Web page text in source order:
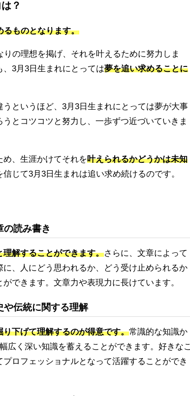
？
るものとなります。
の理想を掲げ、それを叶えるために努力しま
3月3日生まれにとっては夢を追い求めることに
というほど、3月3日生まれにとっては夢が大事
とコツコツと努力し、一歩ずつ近づいていきま
め、生涯かけてそれを叶えられるかどうかは未知
じて3月3日生まれは追い求め続けるのです。
読み書き
解することができます。さらに、文章によって
、人にどう思われるか、どう受け止められるか
できます。文章力や表現力に長けています。
伝統に関する理解
下げて理解するのが得意です。常識的な知識か
広く深い知識を蓄えることができます。好きなこ
ロフェッショナルとなって活躍することができ